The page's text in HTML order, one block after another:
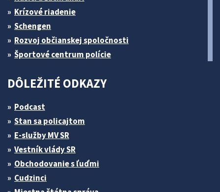
Krízové riadenie
Schengen
Rozvoj občianskej spoločnosti
Športové centrum polície
DÔLEŽITÉ ODKAZY
Podcast
Stan sa policajtom
E-služby MV SR
Vestník vlády SR
Obchodovanie s ľuďmi
Cudzinci